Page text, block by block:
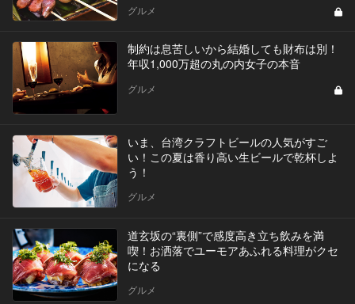
グルメ
制約は息苦しいから結婚しても財布は別！
年収1,000万超の丸の内女子の本音
グルメ
いま、台湾クラフトビールの人気がすご
い！この夏は香り高い生ビールで乾杯しよ
う！
グルメ
道玄坂の“裏側”で感度高き立ち飲みを満
喫！お洒落でユーモアあふれる料理がクセ
になる
グルメ